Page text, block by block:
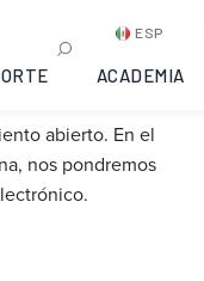
ESP
ACADEMIA
abierto. En el
nos pondremos